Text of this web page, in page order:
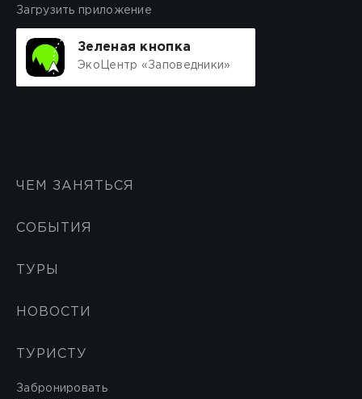
Загрузить приложение
Зеленая кнопка
ЭкоЦентр «Заповедники»
ЧЕМ ЗАНЯТЬСЯ
СОБЫТИЯ
ТУРЫ
НОВОСТИ
ТУРИСТУ
Забронировать